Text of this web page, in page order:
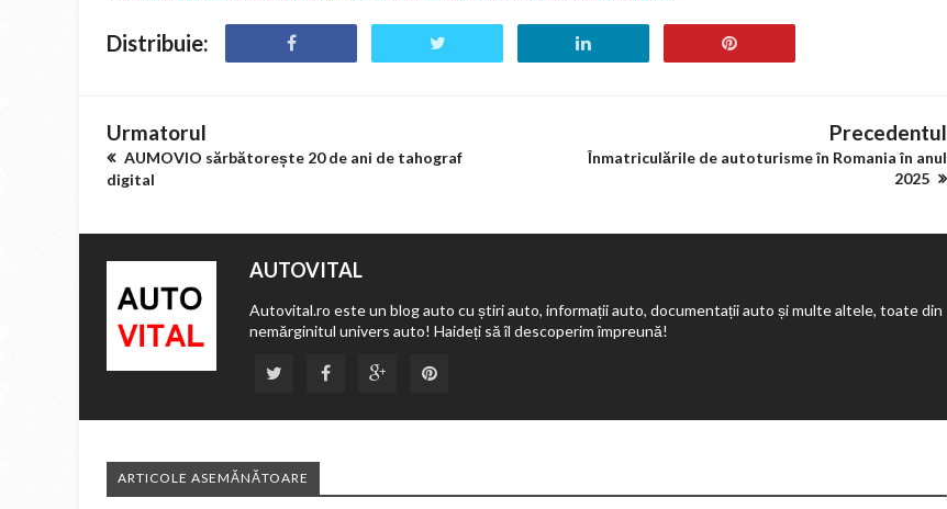
Distribuie:
Urmatorul
AUMOVIO sărbătorește 20 de ani de tahograf
digital
Precedentul
Înmatriculările de autoturisme în Romania în anul
2025
AUTOVITAL
Autovital.ro este un blog auto cu știri auto, informații auto, documentații auto și multe altele, toate din
nemărginitul univers auto! Haideți să îl descoperim împreună!
ARTICOLE ASEMĂNĂTOARE